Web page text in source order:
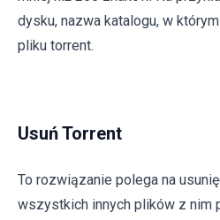
dysku, nazwa katalogu, w
pliku torrent.
Usuń Torrent
To rozwiązanie polega na
wszystkich innych plików z nim